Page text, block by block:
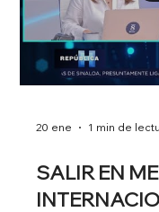
22 ene 2 min de
DE 0 A +70
CUANDO EL
cotizar con una
cerrar el mismo año
recurrir a deuda y